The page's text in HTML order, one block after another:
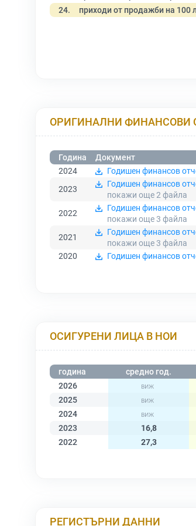
24. приходи от продажби на 100
ОРИГИНАЛНИ ФИНАНСОВИ
Година
Документ
2024
Годишен финансов
2023
Годишен финансов
покажи още 2 файла
2022
Годишен финансов
покажи още 3 файла
2021
Годишен финансов
покажи още 3 файла
2020
Годишен финансов
ОСИГУРЕНИ ЛИЦА В НОИ
година средно год.
2026
2025
2024
2023
16,8
2022
27,3
РЕГИСТЪРНИ ДАННИ